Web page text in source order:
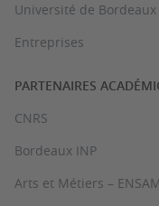
Université de Bordeaux
Entreprises
PARTENAIRES
CNRS
Bordeaux INP
Arts et Métiers – ENSAM